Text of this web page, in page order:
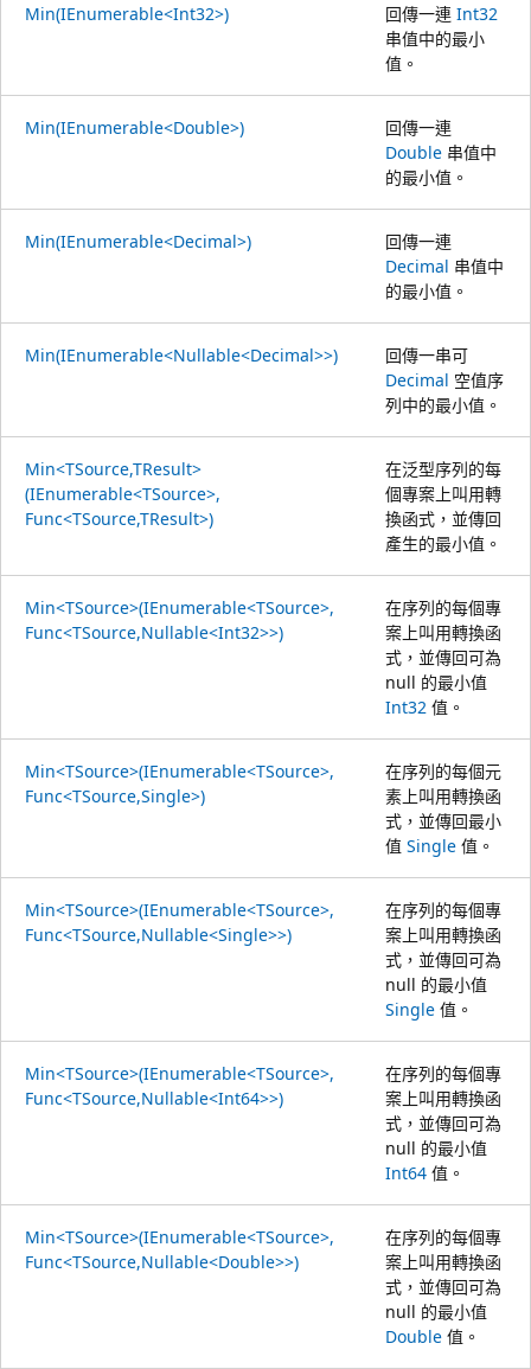
Min(IEnumerable<Int32>) 回傳一連 Int32
串值中的最小
值。
Min(IEnumerable<Double>)
回傳一連
Double 串值中
的最小值。
Min(IEnumerable<Decimal>)
回傳一連
Decimal 串值中
的最小值。
Min(IEnumerable<Nullable<Decimal>>)
回傳一串可
Decimal 空值序
列中的最小值。
Min<TSource,TResult>
(IEnumerable<TSource>,
Func<TSource,TResult>)
在泛型序列的每
個專案上叫用轉
換函式，並傳回
產生的最小值。
Min<TSource>(IEnumerable<TSource>,
Func<TSource,Nullable<Int32>>)
在序列的每個專
案上叫用轉換函
式，並傳回可為
null 的最小值
Int32 值。
Min<TSource>(IEnumerable<TSource>,
Func<TSource,Single>)
在序列的每個元
素上叫用轉換函
式，並傳回最小
值 Single 值。
Min<TSource>(IEnumerable<TSource>,
Func<TSource,Nullable<Single>>)
在序列的每個專
案上叫用轉換函
式，並傳回可為
null 的最小值
Single 值。
Min<TSource>(IEnumerable<TSource>,
Func<TSource,Nullable<Int64>>)
在序列的每個專
案上叫用轉換函
式，並傳回可為
null 的最小值
Int64 值。
Min<TSource>(IEnumerable<TSource>,
Func<TSource,Nullable<Double>>)
在序列的每個專
案上叫用轉換函
式，並傳回可為
null 的最小值
Double 值。